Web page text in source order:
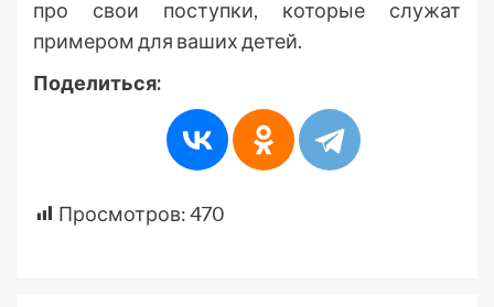
про свои поступки, которые служат
примером для ваших детей.
Поделиться:
Просмотров:470